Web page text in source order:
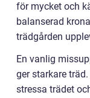
för mycket och
balanserad
trädgården
En vanlig
ger starkare
stressa trädet